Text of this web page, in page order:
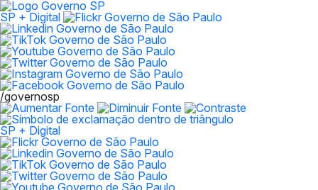
SP + Digital
/governosp
SP + Digital